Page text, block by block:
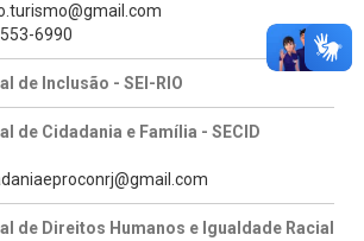
6990
de Inclusão - SEI-RIO
de Cidadania e Família - SECID
de Direitos Humanos e Igualdade Racial